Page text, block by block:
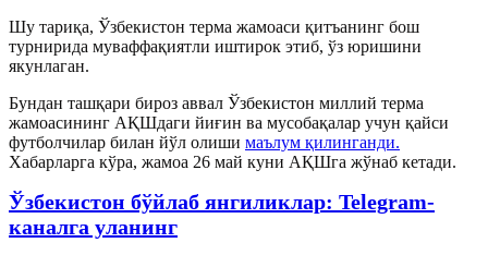
Шу тариқа, Ўзбекистон терма жамоаси қитъанинг бош
турнирида муваффақиятли иштирок этиб, ўз юришини
якунлаган.
Бундан ташқари бироз аввал Ўзбекистон миллий терма
жамоасининг АҚШдаги йиғин ва мусобақалар учун қайси
футболчилар билан йўл олиши маълум қилинганди.
Хабарларга кўра, жамоа 26 май куни АҚШга жўнаб кетади.
Ўзбекистон бўйлаб янгиликлар: Telegram-
каналга уланинг